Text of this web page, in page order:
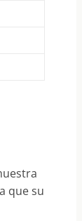
que su